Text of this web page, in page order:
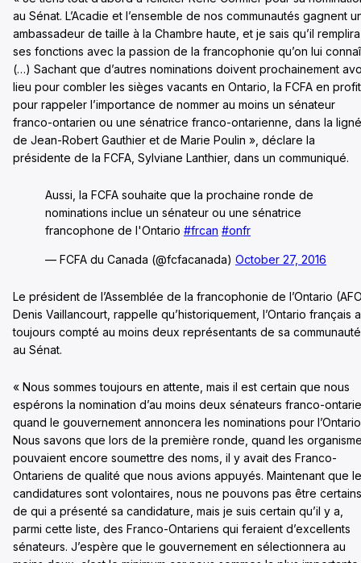
au Sénat. L’Acadie et l’ensemble de nos communautés gagnent
ambassadeur de taille à la Chambre haute, et je sais qu’il remplira
ses fonctions avec la passion de la francophonie qu’on lui
(…) Sachant que d’autres nominations doivent prochainement
lieu pour combler les sièges vacants en Ontario, la FCFA en
pour rappeler l’importance de nommer au moins un sénateur
franco-ontarien ou une sénatrice franco-ontarienne, dans la
de Jean-Robert Gauthier et de Marie Poulin », déclare la
présidente de la FCFA, Sylviane Lanthier, dans un communiqué.
Aussi, la FCFA souhaite que la prochaine ronde de
nominations inclue un sénateur ou une sénatrice
francophone de l'Ontario #frcan #onfr
— FCFA du Canada (@fcfacanada) October 27, 2016
Le président de l’Assemblée de la francophonie de l’Ontario
Denis Vaillancourt, rappelle qu’historiquement, l’Ontario français a
toujours compté au moins deux représentants de sa communauté
au Sénat.
« Nous sommes toujours en attente, mais il est certain que nous
espérons la nomination d’au moins deux sénateurs franco-
quand le gouvernement annoncera les nominations pour
Nous savons que lors de la première ronde, quand les
pouvaient encore soumettre des noms, il y avait des Franco-
Ontariens de qualité que nous avions appuyés. Maintenant que
candidatures sont volontaires, nous ne pouvons pas être certains
de qui a présenté sa candidature, mais je suis certain qu’il y a,
parmi cette liste, des Franco-Ontariens qui feraient d’excellents
sénateurs. J’espère que le gouvernement en sélectionnera au